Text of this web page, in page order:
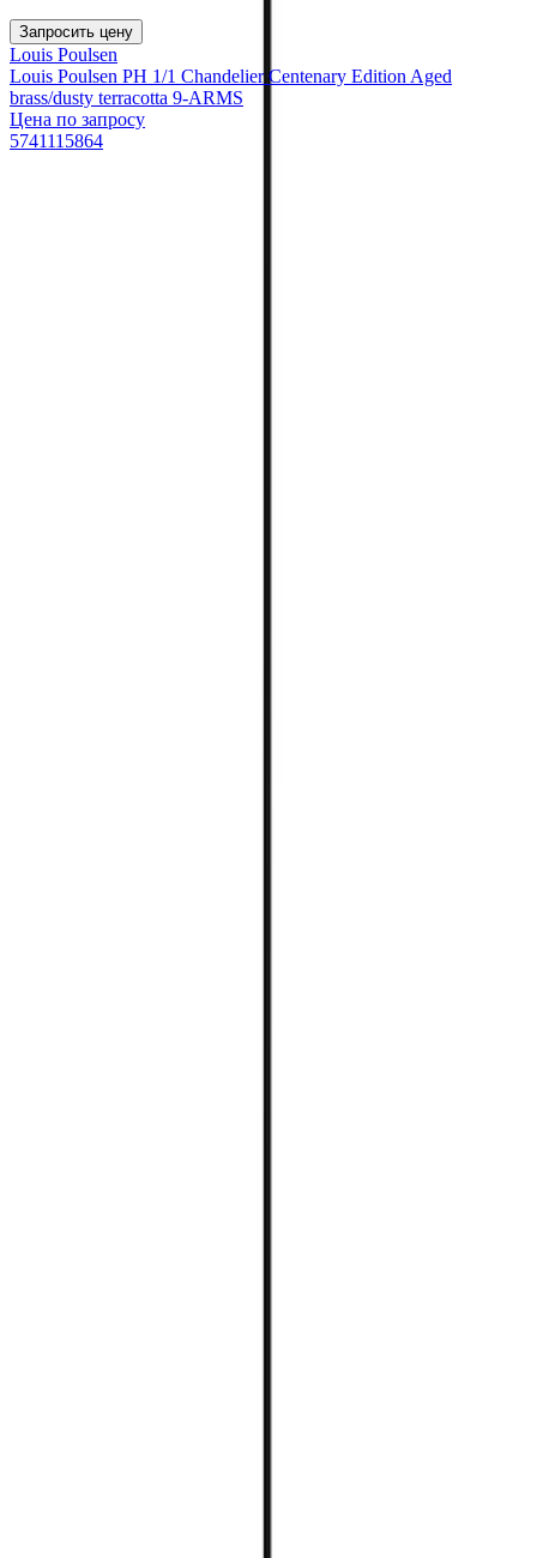
Запросить цену
Louis Poulsen
Louis Poulsen PH 1/1 Chandelier Centenary Edition Aged
brass/dusty terracotta 9-ARMS
Цена по запросу
5741115864